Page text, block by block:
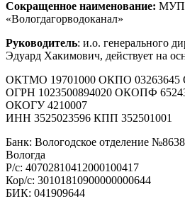
Сокращенное наименование:
«Вологдагорводоканал»
Руководитель: и.о. генерального
Эдуард Хакимович, действует на
ОКТМО 19701000 ОКПО 03263645
ОГРН 1023500894020 ОКОПФ
ОКОГУ 4210007
ИНН 3525023596 КПП 352501001
Банк: Вологодское отделение
Вологда
Р/с: 40702810412000100417
Кор/с: 30101810900000000644
БИК: 041909644